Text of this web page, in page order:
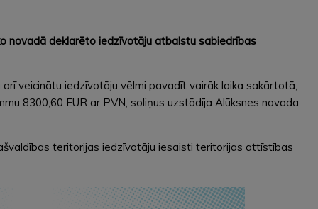
novadā deklarēto iedzīvotāju atbalstu sabiedrības
veicinātu iedzīvotāju vēlmi pavadīt vairāk laika sakārtotā,
8300,60 EUR ar PVN, soliņus uzstādīja Alūksnes novada
teritorijas iedzīvotāju iesaisti teritorijas attīstības